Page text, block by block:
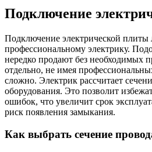
Подключение
Подключение электрической плиты
профессиональному электрику.
нередко продают без необходимых
отдельно, не имея
сложно. Электрик рассчитает
оборудования. Это позволит
ошибок, что увеличит срок
риск появления замыкания.
Как выбрать сечение